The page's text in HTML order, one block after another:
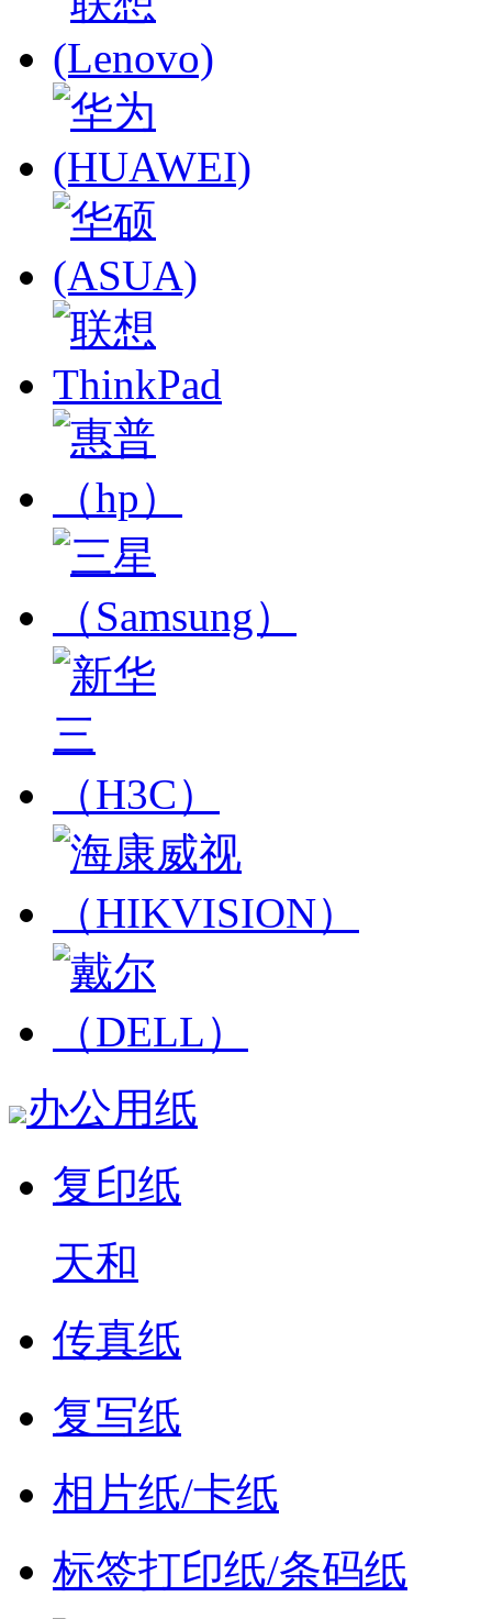
办公用纸
复印纸
天和
传真纸
复写纸
相片纸/卡纸
标签打印纸/条码纸